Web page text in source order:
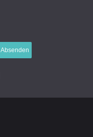
Absenden